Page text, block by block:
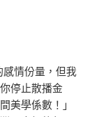
感情份量，但我
停止散播金
美學係數！」